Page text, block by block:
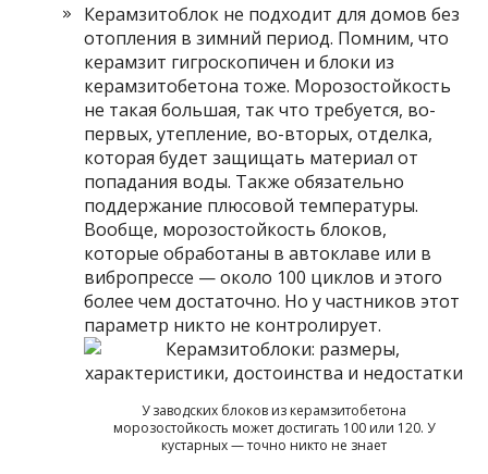
Керамзитоблок не подходит для домов без
отопления в зимний период. Помним, что
керамзит гигроскопичен и блоки из
керамзитобетона тоже. Морозостойкость
не такая большая, так что требуется, во-
первых, утепление, во-вторых, отделка,
которая будет защищать материал от
попадания воды. Также обязательно
поддержание плюсовой температуры.
Вообще, морозостойкость блоков,
которые обработаны в автоклаве или в
вибропрессе — около 100 циклов и этого
более чем достаточно. Но у частников этот
параметр никто не контролирует.
У заводских блоков из керамзитобетона
морозостойкость может достигать 100 или 120. У
кустарных — точно никто не знает